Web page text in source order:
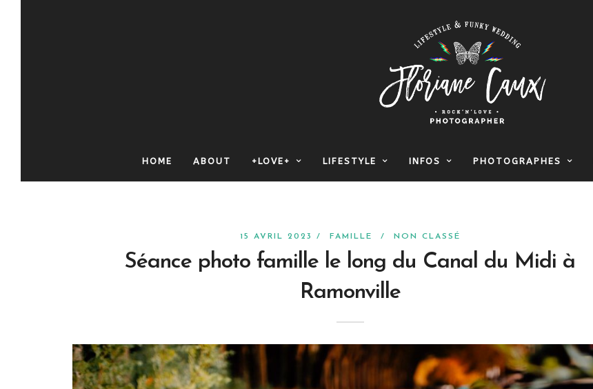
HOME ABOUT +LOVE+ LIFESTYLE INFOS PHOTOGRAPHES
15 AVRIL 2023 / FAMILLE / NON CLASSÉ
Séance photo famille le long du Canal du Midi à
Ramonville